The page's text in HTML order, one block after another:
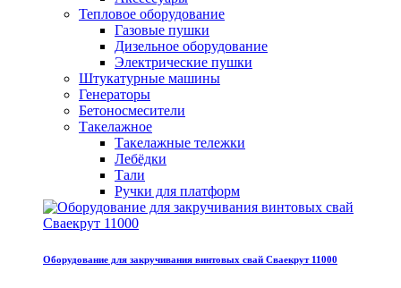
Тепловое оборудование
Газовые пушки
Дизельное оборудование
Электрические пушки
Штукатурные машины
Генераторы
Бетоносмесители
Такелажное
Такелажные тележки
Лебёдки
Тали
Ручки для платформ
Оборудование для закручивания винтовых свай Сваекрут 11000